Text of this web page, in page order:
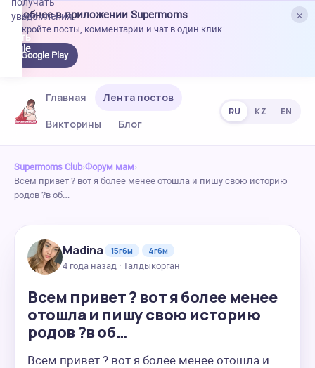
×
Удобнее в приложении Supermoms
Откройте посты, комментарии и чат в один клик.
Google Play
уведомления.
Главная
Лента постов
Викторины
Блог
RU KZ EN
Supermoms Club›Форум мам›
Всем привет ? вот я более менее отошла и пишу свою историю
родов ?в об…
Madina 15г6м
4г6м
4 года назад · Талдыкорган
Всем привет ? вот я более менее
отошла и пишу свою историю
родов ?в об…
Всем привет ? вот я более менее отошла и